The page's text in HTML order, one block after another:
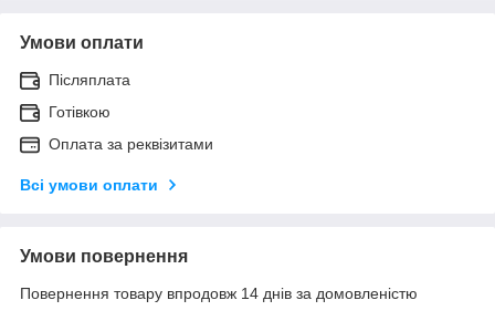
Умови оплати
Післяплата
Готівкою
Оплата за реквізитами
Всі умови оплати
Умови повернення
Повернення товару впродовж 14 днів за домовленістю